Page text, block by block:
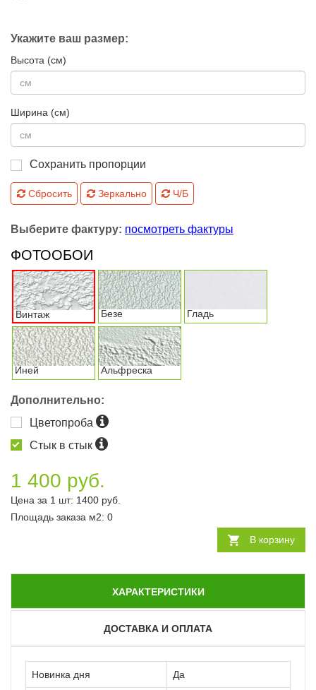
Укажите ваш размер:
Высота (см)
Ширина (см)
Сохранить пропорции
Сбросить Зеркально Ч/Б
Выберите фактуру: посмотреть фактуры
ФОТООБОИ
Винтаж Безе Гладь
Иней Альфреска
Дополнительно:
Цветопроба
Стык в стык
1 400 руб.
Цена за 1 шт: 1400 руб.
Площадь заказа м2: 0
В корзину
ХАРАКТЕРИСТИКИ
ДОСТАВКА И ОПЛАТА
Новинка дня Да